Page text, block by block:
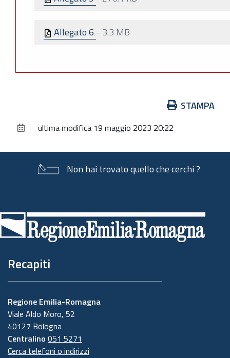
Allegato 6 - 3.3 MB
documento
STAMPA
ultima modifica 19 maggio 2023 20:22
Non hai trovato quello che cerchi ?
di
pagina
Recapiti
Regione Emilia-Romagna
Viale Aldo Moro, 52
40127 Bologna
Centralino 051 5271
Cerca telefoni o indirizzi